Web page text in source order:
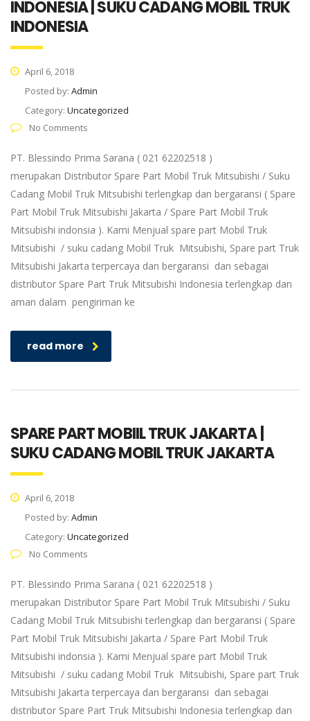
INDONESIA | SUKU CADANG MOBIL TRUK
INDONESIA
April 6, 2018
Posted by: Admin
Category: Uncategorized
No Comments
PT. Blessindo Prima Sarana ( 021 62202518 )
merupakan Distributor Spare Part Mobil Truk Mitsubishi / Suku
Cadang Mobil Truk Mitsubishi terlengkap dan bergaransi ( Spare
Part Mobil Truk Mitsubishi Jakarta / Spare Part Mobil Truk
Mitsubishi indonsia ). Kami Menjual spare part Mobil Truk
Mitsubishi / suku cadang Mobil Truk Mitsubishi, Spare part Truk
Mitsubishi Jakarta terpercaya dan bergaransi dan sebagai
distributor Spare Part Truk Mitsubishi Indonesia terlengkap dan
aman dalam pengiriman ke
read more
SPARE PART MOBIIL TRUK JAKARTA |
SUKU CADANG MOBIL TRUK JAKARTA
April 6, 2018
Posted by: Admin
Category: Uncategorized
No Comments
PT. Blessindo Prima Sarana ( 021 62202518 )
merupakan Distributor Spare Part Mobil Truk Mitsubishi / Suku
Cadang Mobil Truk Mitsubishi terlengkap dan bergaransi ( Spare
Part Mobil Truk Mitsubishi Jakarta / Spare Part Mobil Truk
Mitsubishi indonsia ). Kami Menjual spare part Mobil Truk
Mitsubishi / suku cadang Mobil Truk Mitsubishi, Spare part Truk
Mitsubishi Jakarta terpercaya dan bergaransi dan sebagai
distributor Spare Part Truk Mitsubishi Indonesia terlengkap dan